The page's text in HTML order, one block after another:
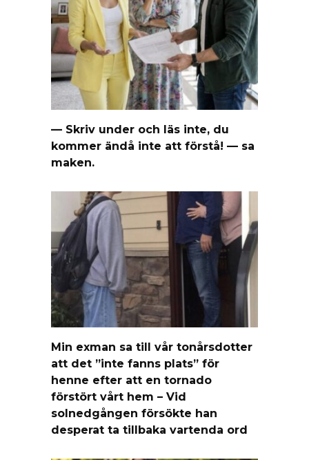
— Skriv under och läs inte, du
kommer ändå inte att förstå! — sa
maken.
Min exman sa till vår tonårsdotter
att det ”inte fanns plats” för
henne efter att en tornado
förstört vårt hem – Vid
solnedgången försökte han
desperat ta tillbaka vartenda ord